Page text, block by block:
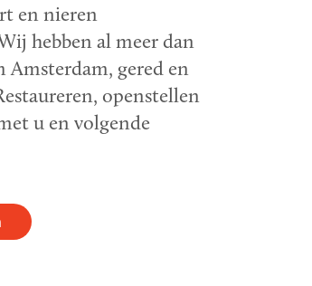
en nieren
hebben al meer dan
gered en
openstellen
u en volgende